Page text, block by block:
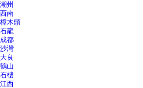
潮州
西南
樟木頭
石龍
成都
沙灣
大良
鶴山
石樓
江西